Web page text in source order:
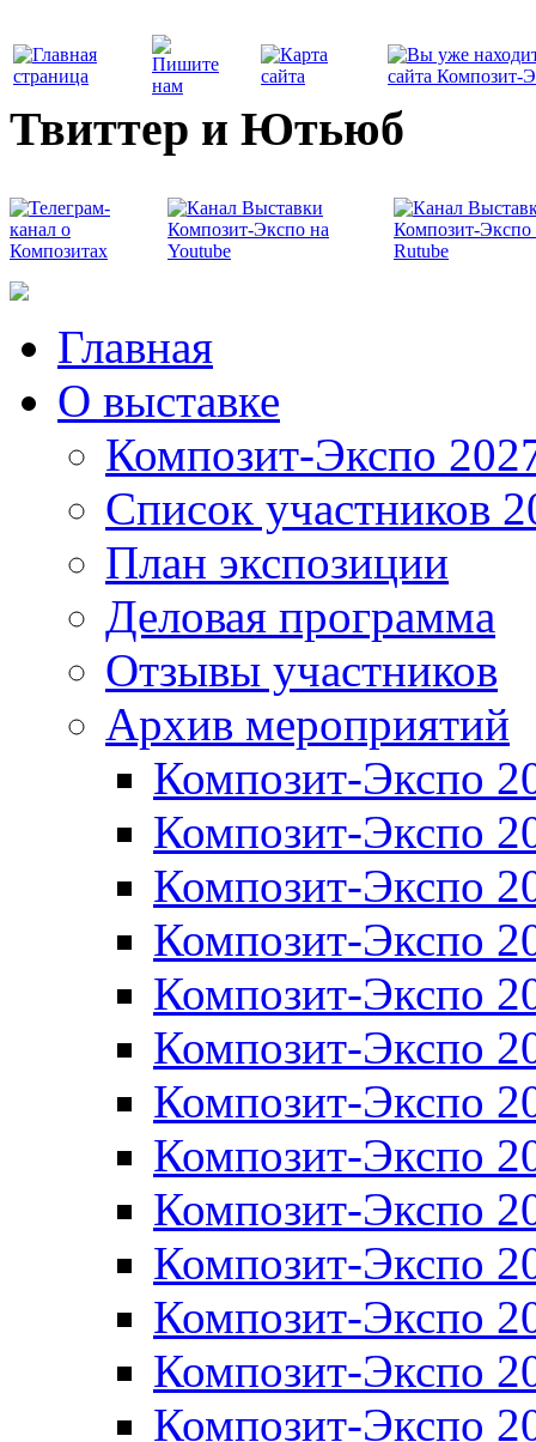
Твиттер и Ютьюб
Главная
О выставке
Композит-Экспо
Список участников
План экспозиции
Деловая программа
Отзывы участников
Архив мероприятий
Композит-Экспо
Композит-Экспо
Композит-Экспо
Композит-Экспо
Композит-Экспо
Композит-Экспо
Композит-Экспо
Композит-Экспо
Композит-Экспо
Композит-Экспо
Композит-Экспо
Композит-Экспо
Композит-Экспо